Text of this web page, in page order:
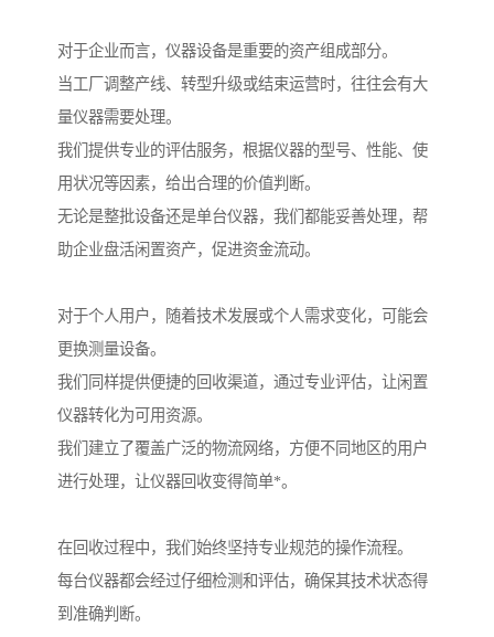
对于企业而言，仪器设备是重要的资产组成部分。
当工厂调整产线、转型升级或结束运营时，往往会有大
量仪器需要处理。
我们提供专业的评估服务，根据仪器的型号、性能、使
用状况等因素，给出合理的价值判断。
无论是整批设备还是单台仪器，我们都能妥善处理，帮
助企业盘活闲置资产，促进资金流动。
对于个人用户，随着技术发展或个人需求变化，可能会
更换测量设备。
我们同样提供便捷的回收渠道，通过专业评估，让闲置
仪器转化为可用资源。
我们建立了覆盖广泛的物流网络，方便不同地区的用户
进行处理，让仪器回收变得简单*。
在回收过程中，我们始终坚持专业规范的操作流程。
每台仪器都会经过仔细检测和评估，确保其技术状态得
到准确判断。